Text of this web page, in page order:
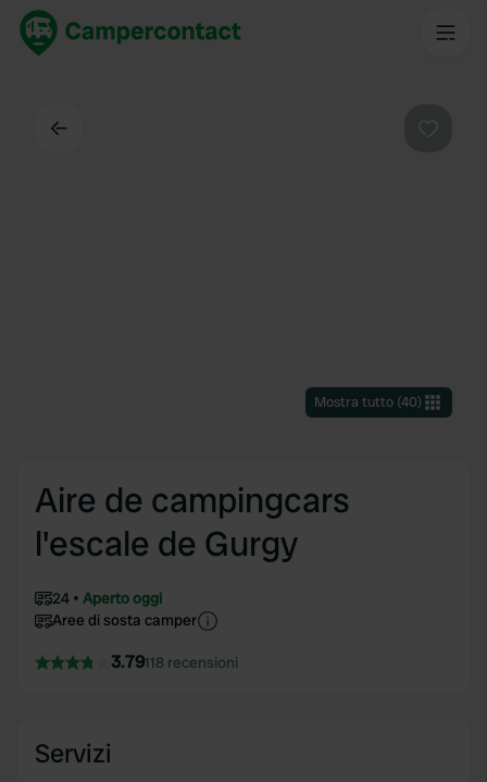
Mostra tutto(40)
Aire de campingcars
l'escale de Gurgy
24
Aperto oggi
Aree di sosta camper
3.79118 recensioni
Servizi